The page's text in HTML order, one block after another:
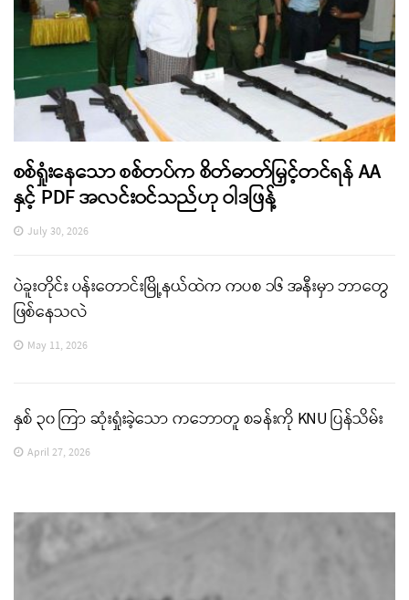
စစ်ရှုံးနေသော စစ်တပ်က စိတ်ဓာတ်မြှင့်တင်ရန် AA
နှင့် PDF အလင်းဝင်သည်ဟု ဝါဒဖြန့်
July 30, 2026
ပဲခူးတိုင်း ပန်းတောင်းမြို့နယ်ထဲက ကပစ ၁၆ အနီးမှာ ဘာတွေ
ဖြစ်နေသလဲ
May 11, 2026
နှစ် ၃၀ ကြာ ဆုံးရှုံးခဲ့သော ကဘောတူ စခန်းကို KNU ပြန်သိမ်း
April 27, 2026